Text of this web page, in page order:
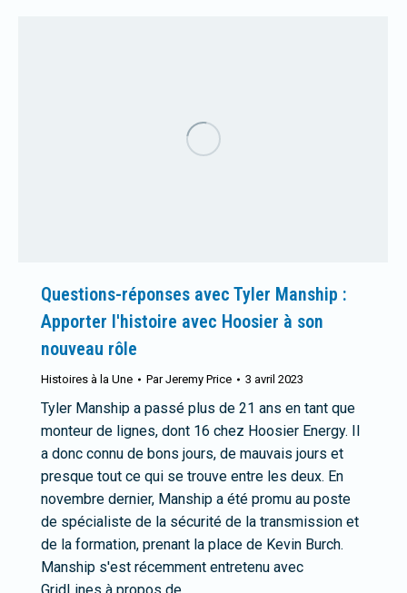
Questions-réponses avec Tyler Manship :
Apporter l'histoire avec Hoosier à son
nouveau rôle
Histoires à la Une ParJeremy Price 3 avril 2023
Tyler Manship a passé plus de 21 ans en tant que
monteur de lignes, dont 16 chez Hoosier Energy. Il
a donc connu de bons jours, de mauvais jours et
presque tout ce qui se trouve entre les deux. En
novembre dernier, Manship a été promu au poste
de spécialiste de la sécurité de la transmission et
de la formation, prenant la place de Kevin Burch.
Manship s'est récemment entretenu avec